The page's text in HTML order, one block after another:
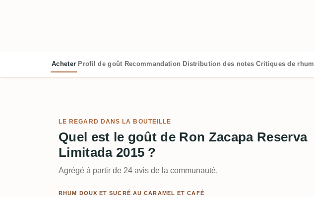
Acheter Profil de goût Recommandation Distribution des notes Critiques de rhum
LE REGARD DANS LA BOUTEILLE
Quel est le goût de Ron Zacapa Reserva
Limitada 2015 ?
Agrégé à partir de 24 avis de la communauté.
RHUM DOUX ET SUCRÉ AU CARAMEL ET CAFÉ